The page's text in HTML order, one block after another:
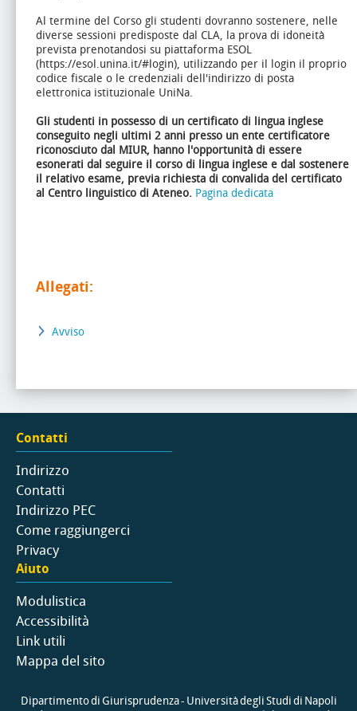
Al termine del Corso gli studenti dovranno sostenere, nelle
diverse sessioni predisposte dal CLA, la prova di idoneità
prevista prenotandosi su piattaforma ESOL
(https://esol.unina.it/#login), utilizzando per il login il proprio
codice fiscale o le credenziali dell'indirizzo di posta
elettronica istituzionale UniNa.
Gli studenti in possesso di un certificato di lingua inglese
conseguito negli ultimi 2 anni presso un ente certificatore
riconosciuto dal MIUR, hanno l'opportunità di essere
esonerati dal seguire il corso di lingua inglese e dal sostenere
il relativo esame, previa richiesta di convalida del certificato
al Centro linguistico di Ateneo. Pagina dedicata
Allegati:
Avviso
Contatti
Indirizzo
Contatti
Indirizzo PEC
Come raggiungerci
Privacy
Aiuto
Modulistica
Accessibilità
Link utili
Mappa del sito
Dipartimento di Giurisprudenza - Università degli Studi di Napoli